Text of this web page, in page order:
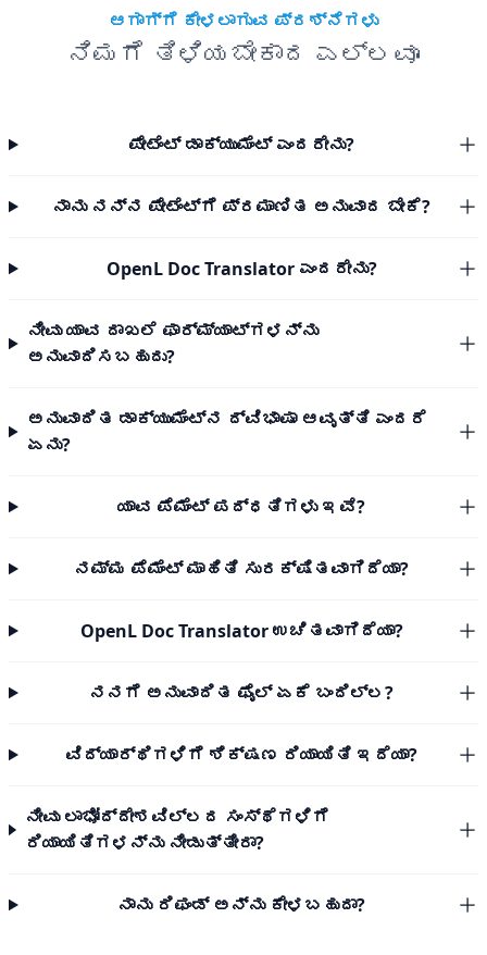
ಆಗಾಗ್ಗೆ ಕೇಳಲಾಗುವ ಪ್ರಶ್ನೆಗಳು
ನಿಮಗೆ ತಿಳಿಯಬೇಕಾದ ಎಲ್ಲವೂ
ಪೇಟೆಂಟ್ ಡಾಕ್ಯುಮೆಂಟ್ ಎಂದರೇನು?
ನಾನು ನನ್ನ ಪೇಟೆಂಟ್‌ಗೆ ಪ್ರಮಾಣಿತ ಅನುವಾದ ಬೇಕೆ?
OpenL Doc Translator ಎಂದರೇನು?
ನೀವು ಯಾವ ದಾಖಲೆ ಫಾರ್ಮ್ಯಾಟ್‌ಗಳನ್ನು
ಅನುವಾದಿಸಬಹುದು?
ಅನುವಾದಿತ ಡಾಕ್ಯುಮೆಂಟ್‌ನ ದ್ವಿಭಾಷಾ ಆವೃತ್ತಿ ಎಂದರೆ
ಏನು?
ಯಾವ ಪೆಮೆಂಟ್ ಪದ್ಧತಿಗಳು ಇವೆ?
ನಮ್ಮ ಪೆಮೆಂಟ್ ಮಾಹಿತಿ ಸುರಕ್ಷಿತವಾಗಿದೆಯಾ?
OpenL Doc Translator ಉಚಿತವಾಗಿದೆಯಾ?
ನನಗೆ ಅನುವಾದಿತ ಫೈಲ್ ಏಕೆ ಬಂದಿಲ್ಲ?
ವಿದ್ಯಾರ್ಥಿಗಳಿಗೆ ಶಿಕ್ಷಣ ರಿಯಾಯಿತಿ ಇದೆಯಾ?
ನೀವು ಲಾಭೋದ್ದೇಶವಿಲ್ಲದ ಸಂಸ್ಥೆಗಳಿಗೆ
ರಿಯಾಯಿತಿಗಳನ್ನು ನೀಡುತ್ತೀರಾ?
ನಾನು ರಿಫಂಡ್ ಅನ್ನು ಕೇಳಬಹುದಾ?